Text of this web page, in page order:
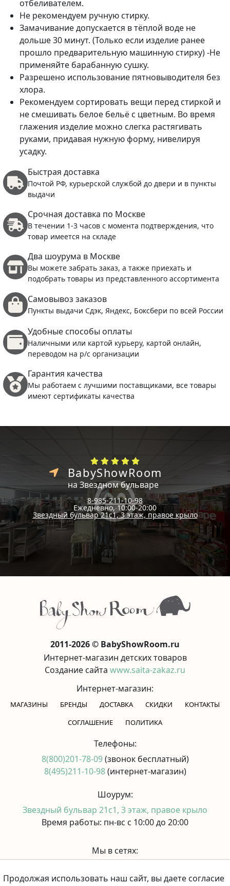
отбеливателем.
Не рекомендуем ручную стирку.
Замачивание допускается в тёплой воде не
дольше 30 минут. (Только если изделие ранее
прошло предварительную машинную стирку) -Не
применяйте барабанную сушку.
Разрешено использование пятновыводителя без
хлора.
Рекомендуем сортировать вещи перед стиркой и
не смешивать белое бельё с цветным. Во время
глажения изделие можно слегка растягивать
руками, придавая нужную форму, нивелируя
усадку.
Быстрая доставка
Почтой РФ, курьерской службой до двери и в пункты
выдачи
Срочная доставка по Москве
В течении 1-3 часов с момента подтверждения, что
товар имеется на складе
Два шоурума в Москве
Вы можете забрать заказ, а также приехать и
подобрать товары из представленного ассортимента
Самовывоз заказов
Пункты выдачи Сдэк, Яндекс, Боксбери по всей России
Удобные способы оплаты
Наличными или картой курьеру, картой онлайн,
переводом на р/с организации
Гарантия качества
Мы работаем с лучшими поставщиками, все товары
имеют сертификаты качества
BabyShowRoom
на Звездном бульваре
8-985-211-10-98
Ежедневно, 10:00-20:00
Звездный бульвар 21с1, 3 этаж, правое крыло
2011-2026 © BabyShowRoom.ru
Интернет-магазин детских товаров
Создание сайта www.saita-zakaz.ru
Интернет-магазин:
МАГАЗИНЫ БРЕНДЫ ДОСТАВКА СКИДКИ
КОНТАКТЫ
CОГЛАШЕНИЕ
ПОЛИТИКА
Телефоны:
8(800)201-78-09(звонок бесплатный)
8(495)211-10-98(интернет-магазин)
Шоурум:
Звездный бульвар 21с1, 3 этаж, правое крыло
Время работы: пн-вс с 10:00 до 20:00
Мы в сетях:
Продолжая использовать наш сайт, вы даете согласие